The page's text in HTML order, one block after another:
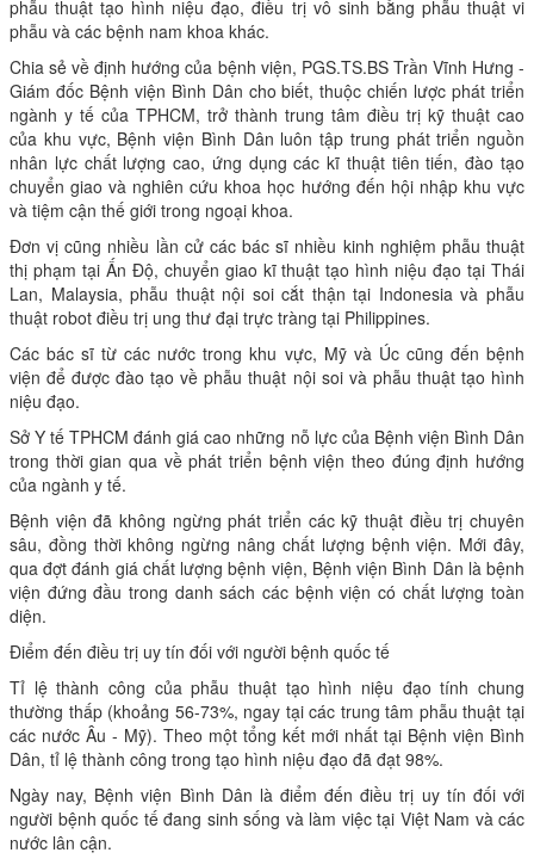
phẫu thuật tạo hình niệu đạo, điều trị vô sinh bằng phẫu thuật vi
phẫu và các bệnh nam khoa khác.
Chia sẻ về định hướng của bệnh viện, PGS.TS.BS Trần Vĩnh Hưng -
Giám đốc Bệnh viện Bình Dân cho biết, thuộc chiến lược phát triển
ngành y tế của TPHCM, trở thành trung tâm điều trị kỹ thuật cao
của khu vực, Bệnh viện Bình Dân luôn tập trung phát triển nguồn
nhân lực chất lượng cao, ứng dụng các kĩ thuật tiên tiến, đào tạo
chuyển giao và nghiên cứu khoa học hướng đến hội nhập khu vực
và tiệm cận thế giới trong ngoại khoa.
Đơn vị cũng nhiều lần cử các bác sĩ nhiều kinh nghiệm phẫu thuật
thị phạm tại Ấn Độ, chuyển giao kĩ thuật tạo hình niệu đạo tại Thái
Lan, Malaysia, phẫu thuật nội soi cắt thận tại Indonesia và phẫu
thuật robot điều trị ung thư đại trực tràng tại Philippines.
Các bác sĩ từ các nước trong khu vực, Mỹ và Úc cũng đến bệnh
viện để được đào tạo về phẫu thuật nội soi và phẫu thuật tạo hình
niệu đạo.
Sở Y tế TPHCM đánh giá cao những nỗ lực của Bệnh viện Bình Dân
trong thời gian qua về phát triển bệnh viện theo đúng định hướng
của ngành y tế.
Bệnh viện đã không ngừng phát triển các kỹ thuật điều trị chuyên
sâu, đồng thời không ngừng nâng chất lượng bệnh viện. Mới đây,
qua đợt đánh giá chất lượng bệnh viện, Bệnh viện Bình Dân là bệnh
viện đứng đầu trong danh sách các bệnh viện có chất lượng toàn
diện.
Điểm đến điều trị uy tín đối với người bệnh quốc tế
Tỉ lệ thành công của phẫu thuật tạo hình niệu đạo tính chung
thường thấp (khoảng 56-73%, ngay tại các trung tâm phẫu thuật tại
các nước Âu - Mỹ). Theo một tổng kết mới nhất tại Bệnh viện Bình
Dân, tỉ lệ thành công trong tạo hình niệu đạo đã đạt 98%.
Ngày nay, Bệnh viện Bình Dân là điểm đến điều trị uy tín đối với
người bệnh quốc tế đang sinh sống và làm việc tại Việt Nam và các
nước lân cận.